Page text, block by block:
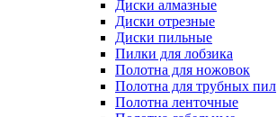
Диски алмазные
Диски отрезные
Диски пильные
Пилки для лобзика
Полотна для ножовок
Полотна для трубных пил
Полотна ленточные